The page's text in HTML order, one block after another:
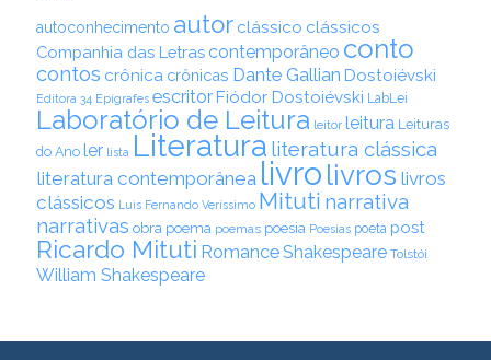
autoconhecimento autor clássico clássicos
Companhia das Letras contemporâneo conto
contos crônica crônicas Dante Gallian Dostoiévski
Editora 34 Epígrafes escritor Fiódor Dostoiévski LabLei
Laboratório de Leitura leitor leitura Leituras
do Ano ler lista Literatura literatura clássica
literatura contemporânea livro livros livros
clássicos Luis Fernando Veríssimo Mituti narrativa
narrativas obra poema poemas poesia Poesias poeta post
Ricardo Mituti RomanceShakespeare Tolstói
William Shakespeare